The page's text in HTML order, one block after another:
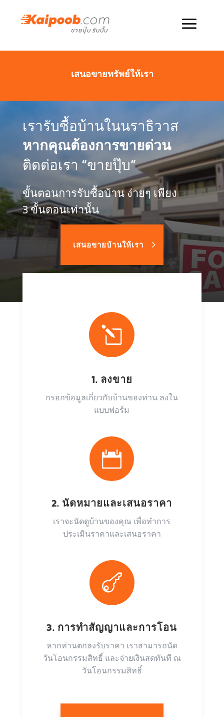
เสนอขายทรัพย์ให้เรา
เรารับซื้อบ้านในนราธิวาส
หากคุณต้องการขายด่วน
ติดต่อเรา “ขายปุ๊บ”
ขั้นตอนการรับซื้อบ้าน ง่ายๆ เพียง
3 ขั้นตอนเท่านั้น
เสนอขายบ้านให้เรา
l
1. ลงขาย
กรอกข้อมูลเกี่ยวกับบ้านของท่าน ลงใน
แบบฟอร์ม

2. นัดหมายและเสนอราคา
เราจะนัดดูบ้านของคุณ เพื่อทำการ
ประเมินราคาและเสนอราคา

3. การทำสัญญาและการโอน
หากท่านตกลงรับราคา เราสามารถนัด
วันโอนกรรมสิทธิ์ และจ่ายเงินสดทันที ณ
วันโอนกรรมสิทธิ์